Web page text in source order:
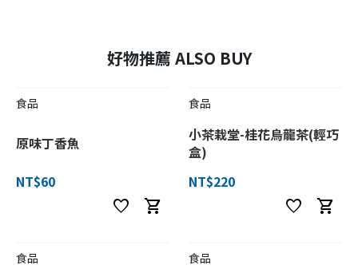
好物推薦 ALSO BUY
食品
原味丁香魚
NT$60
favorite shopping_cart
食品
小茶栽堂-桂花烏龍茶(輕巧
盒)
NT$220
favorite shopping_cart
食品 食品